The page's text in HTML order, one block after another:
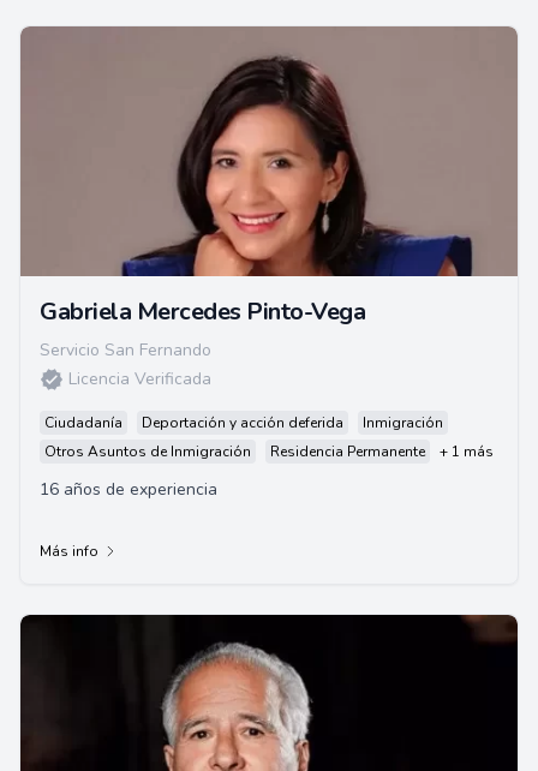
Gabriela Mercedes Pinto-Vega
Servicio San Fernando
Licencia Verificada
Ciudadanía Deportación y acción deferida
Inmigración
Otros Asuntos de Inmigración
Residencia Permanente + 1 más
16 años de experiencia
Más info